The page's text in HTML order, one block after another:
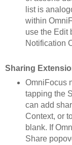
list is
within
use the Edit
Notification
Sharing
OmniFocus
tapping the
can add
Context, or
blank. If
Share